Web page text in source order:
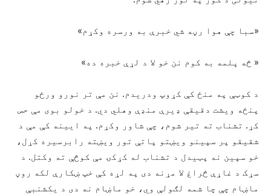
«سبا چې هوا رڼه شي خبرې به ورسره وکړم»
« څه پلمه به کوم نن خو لا د لړې خبره ده»
د کوټې په منځ کې کړوپ ودریدم. نن مې تر نورو ورځو
پنځه ویشت دقیقې ډيرې منډې وهلي دي. د خولو بوی مې حس
کړ. تشناب ته تیر شوم، چې شاور وکړم. په ایینه کې مې د
شقیقو پر سپینو ویښتو پاتې تور ویښته رابرسیره کړل،
خو سپین نه پټیدل د تشناب له کړکۍ مې کوڅې ته وکتل. د
سړک د غاړې څراغ لا مړنه دی په لړه کې خپ ښکارې لکه روڼ
ماښام چې چا شمه لګولې وي، خو ماښام نه دی د یکشنبې